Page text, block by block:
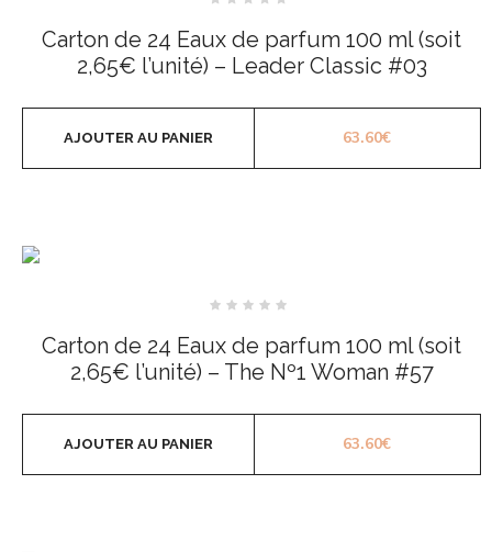
sur
5
Carton de 24 Eaux de parfum 100 ml (soit
2,65€ l’unité) – Leader Classic #03
63.60€
AJOUTER AU PANIER
sur
5
Carton de 24 Eaux de parfum 100 ml (soit
2,65€ l’unité) – The Nº1 Woman #57
63.60€
AJOUTER AU PANIER